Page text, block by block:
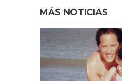
MÁS NOTICIAS